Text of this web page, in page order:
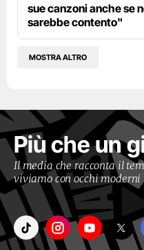
sue canzoni anche se
sarebbe contento"
MOSTRA ALTRO
Più che un
Il media che racconta il
viviamo con occhi moderni